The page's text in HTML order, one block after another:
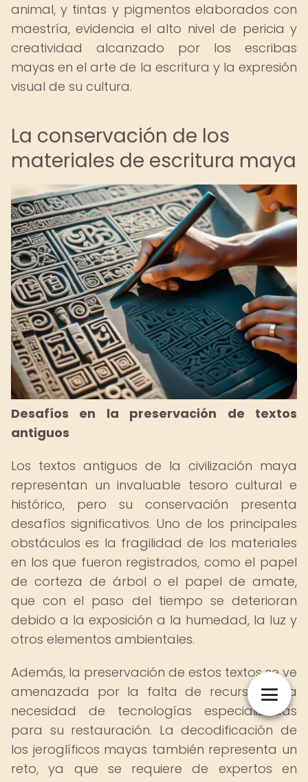
animal, y tintas y pigmentos elaborados con
maestría, evidencia el alto nivel de pericia y
creatividad alcanzado por los escribas
mayas en el arte de la escritura y la expresión
visual de su cultura.
La conservación de los
materiales de escritura maya
Desafíos en la preservación de textos
antiguos
Los textos antiguos de la civilización maya
representan un invaluable tesoro cultural e
histórico, pero su conservación presenta
desafíos significativos. Uno de los principales
obstáculos es la fragilidad de los materiales
en los que fueron registrados, como el papel
de corteza de árbol o el papel de amate,
que con el paso del tiempo se deterioran
debido a la exposición a la humedad, la luz y
otros elementos ambientales.
Además, la preservación de estos textos se ve
amenazada por la falta de recursos y la
necesidad de tecnologías especializadas
para su restauración. La decodificación de
los jeroglíficos mayas también representa un
reto, ya que se requiere de expertos en